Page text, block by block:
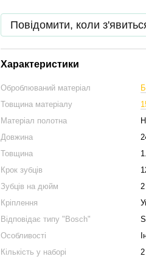
Повідомити, коли
Характеристики
Оброблюваний матеріал
Товщина матеріалу
Матеріал полотна
Довжина
Товщина
Крок зубців
Зубців на дюйм
2
Кріплення
Відповідає типу "Bosch"
Особливості
Кількість у наборі